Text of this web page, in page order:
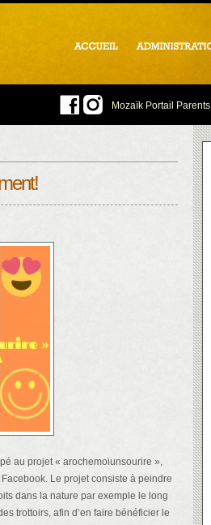
Mozaïk Portail Parents
au projet « arochemoiunsourire »,
Le projet consiste à peindre
dans la nature par exemple le long
trottoirs, afin d’en faire bénéficier le